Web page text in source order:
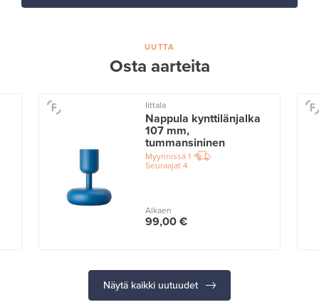
UUTTA
Osta aarteita
Iittala
Nappula kynttilänjalka
107 mm,
tummansininen
Myynnissä1
Seuraajat4
Alkaen
99,00 €
Näytä kaikki uutuudet